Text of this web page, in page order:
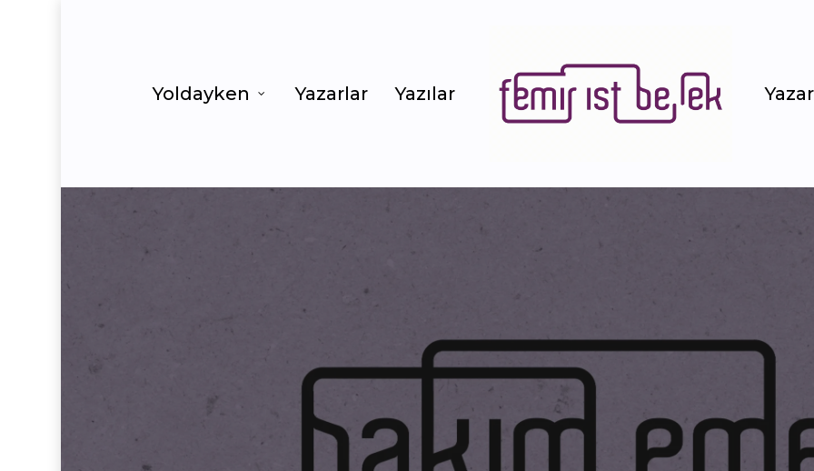
Yoldayken Yazarlar Yazılar